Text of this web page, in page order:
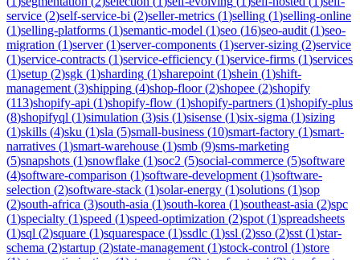
service (2)self-service-bi (2)seller-metrics (1)selling (1)selling-online
(1)selling-platforms (1)semantic-model (1)seo (16)seo-audit (1)seo-
migration (1)server(1)server-components (1)server-sizing (2)service
(1)service-contracts (1)service-efficiency (1)service-firms (1)services
(1)setup (2)sgk (1)sharding (1)sharepoint (1)shein (1)shift-
management (3)shipping (4)shop-floor(2)shopee (2)shopify
(113)shopify-api (1)shopify-flow (1)shopify-partners (1)shopify-plus
(8)shopifyql (1)simulation (3)sis (1)sisense (1)six-sigma (1)sizing
(1)skills (4)sku (1)sla (5)small-business (10)smart-factory (1)smart-
narratives (1)smart-warehouse (1)smb (9)sms-marketing
(5)snapshots (1)snowflake (1)soc2 (5)social-commerce (5)software
(4)software-comparison (1)software-development (1)software-
selection (2)software-stack (1)solar-energy (1)solutions (1)sop
(2)south-africa (3)south-asia (1)south-korea (1)southeast-asia (2)spc
(1)specialty (1)speed (1)speed-optimization (2)spot (1)spreadsheets
(1)sql (2)square (1)squarespace (1)ssdlc (1)ssl (2)sso (2)sst (1)star-
schema (2)startup (2)state-management (1)stock-control (1)store